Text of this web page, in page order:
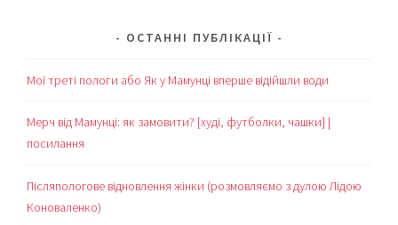
ОСТАННІ ПУБЛІКАЦІЇ
Мої треті пологи або Як у Мамунці вперше відійшли води
Мерч від Мамунці: як замовити? [худі, футболки, чашки] |
посилання
Післяпологове відновлення жінки (розмовляємо з дулою Лідою
Коноваленко)